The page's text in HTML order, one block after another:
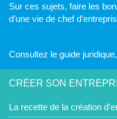
Sur ces sujets, faire les
d’une vie de chef
Consultez le guide
CRÉER SON
La recette de la création